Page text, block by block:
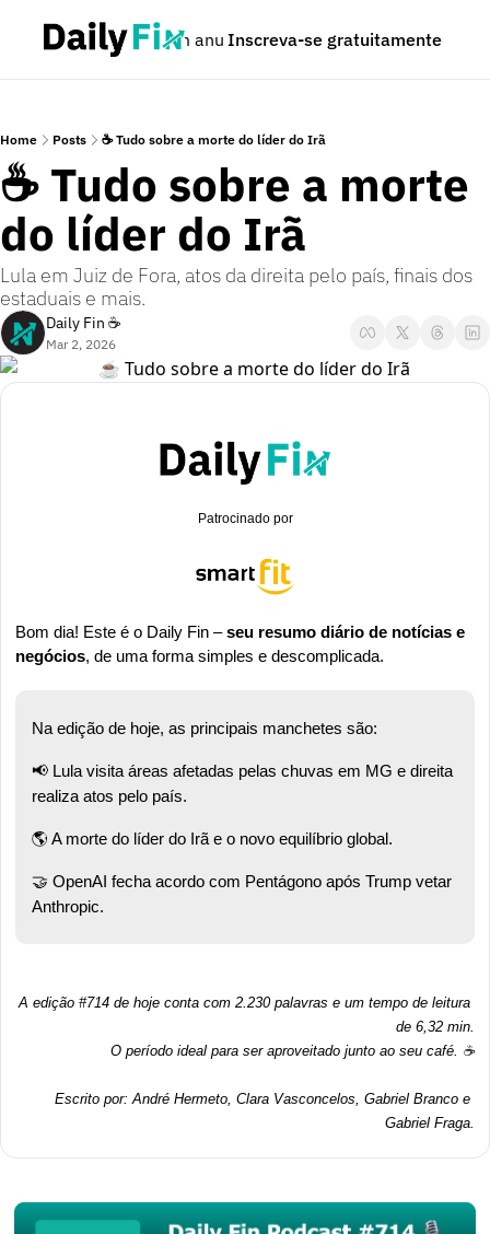
Podcast Seja um anunciante Dúvidas
Inscreva-se gratuitamente
Home Posts ☕ Tudo sobre a morte do líder do Irã
☕ Tudo sobre a morte
do líder do Irã
Lula em Juiz de Fora, atos da direita pelo país, finais dos
estaduais e mais.
Daily Fin ☕
Mar 2, 2026
Patrocinado por
Bom dia! Este é o Daily Fin – seu resumo diário de notícias e
negócios, de uma forma simples e descomplicada.
Na edição de hoje, as principais manchetes são:
📢 Lula visita áreas afetadas pelas chuvas em MG e direita
realiza atos pelo país.
🌎 A morte do líder do Irã e o novo equilíbrio global.
🤝 OpenAI fecha acordo com Pentágono após Trump vetar
Anthropic.
A edição #714 de hoje conta com 2.230 palavras e um tempo de leitura
de 6,32 min.
O período ideal para ser aproveitado junto ao seu café. ☕
Escrito por: André Hermeto, Clara Vasconcelos, Gabriel Branco e
Gabriel Fraga.